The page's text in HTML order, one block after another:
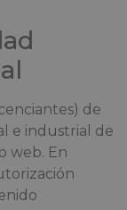
de
e industrial de
web. En